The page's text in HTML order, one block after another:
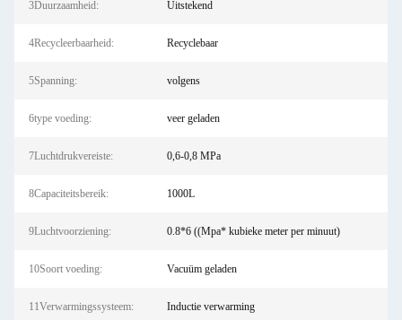
3Duurzaamheid: Uitstekend
4Recycleerbaarheid: Recyclebaar
5Spanning: volgens
6type voeding: veer geladen
7Luchtdrukvereiste: 0,6-0,8 MPa
8Capaciteitsbereik: 1000L
9Luchtvoorziening: 0.8*6 ((Mpa* kubieke meter per minuut)
10Soort voeding: Vacuüm geladen
11Verwarmingssysteem: Inductie verwarming